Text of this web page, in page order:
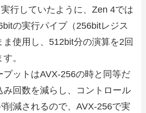
行していたように、Zen 4では
の実行パイプ（256bitレジス
ま使用し、512bit分の演算を2回
。
プットはAVX-256の時と同等だ
み回数を減らし、コントロール
減されるので、AVX-256で実